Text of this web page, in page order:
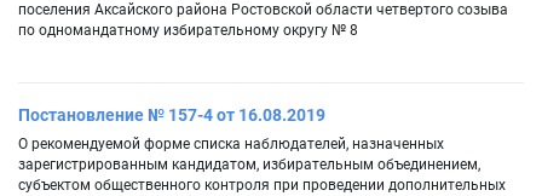
поселения Аксайского района Ростовской области четвертого созыва
по одномандатному избирательному округу № 8
Постановление № 157-4 от 16.08.2019
О рекомендуемой форме списка наблюдателей, назначенных
зарегистрированным кандидатом, избирательным объединением,
субъектом общественного контроля при проведении дополнительных